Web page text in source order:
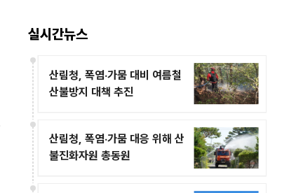
실시간뉴스
산림청, 폭염·가뭄 대비 여름철
산불방지 대책 추진
산림청, 폭염·가뭄 대응 위해 산
불진화자원 총동원